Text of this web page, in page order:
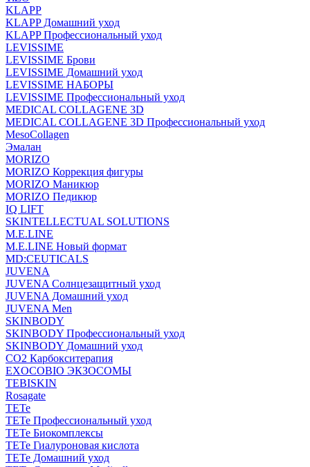
KLAPP
KLAPP Домашний уход
KLAPP Профессиональный уход
LEVISSIME
LEVISSIME Брови
LEVISSIME Домашний уход
LEVISSIME НАБОРЫ
LEVISSIME Профессиональный уход
MEDICAL COLLAGENE 3D
MEDICAL COLLAGENE 3D Профессиональный уход
MesoCollagen
Эмалан
MORIZO
MORIZO Коррекция фигуры
MORIZO Маникюр
MORIZO Педикюр
IQ LIFT
SKINTELLECTUAL SOLUTIONS
M.E.LINE
M.E.LINE Новый формат
MD:CEUTICALS
JUVENA
JUVENA Солнцезащитный уход
JUVENA Домашний уход
JUVENA Men
SKINBODY
SKINBODY Профессиональный уход
SKINBODY Домашний уход
CO2 Карбокситерапия
EXOCOBIO ЭКЗОСОМЫ
TEBISKIN
Rosagate
TETe
TETe Профессиональный уход
TETe Биокомплексы
TETe Гиалуроновая кислота
TETe Домашний уход